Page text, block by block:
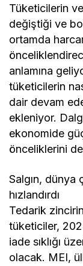
Tüketicilerin
değiştiği ve
ortamda
anlamına
tüketicilerin
dair devam
ekleniyor.
ekonomide
önceliklerini
Salgın, dünya
hızlandırdı
Tedarik
tüketiciler,
iade sıklığı
olacak. MEI,